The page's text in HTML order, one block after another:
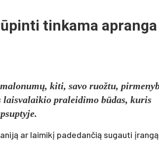
tinkama apranga
kiti, savo ruožtu,
praleidimo būdas, kuris
ar laimikį padedančią sugauti